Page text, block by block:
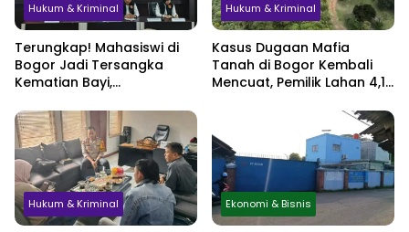
Hukum & Kriminal
Terungkap! Mahasiswi di
Bogor Jadi Tersangka
Kematian Bayi,
hingga Simpan Jasad di
Lemari
Hukum & Kriminal
Kasus Dugaan Mafia
Tanah di Bogor Kembali
Mencuat, Pemilik Lahan 4,1
Perlindungan Hukum
Hukum & Kriminal Ekonomi & Bisnis